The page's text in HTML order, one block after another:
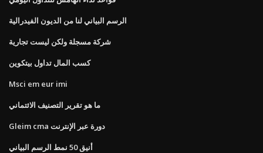
الرسم البياني لنا من الديون الفيدرالية
شركة مسجلة ولكن ليست تجارية
كسب المال تداول بيتكوين
Msci em eur imi
ما هو تقرير التصنيف الائتماني
Gleim cma دورة عبر الإنترنت
أنيق 50 نمط الرسم البياني